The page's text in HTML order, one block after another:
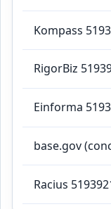
Kompass
RigorBiz
Einforma
base.gov
Racius